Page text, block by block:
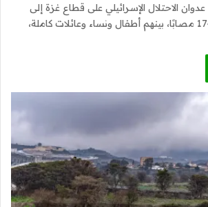
الاحتلال الإسرائيلي على قطاع غزة إلى
73,382 شهيدًا و174,236 مصابًا، بينهم أطفال ونساء وعائلات كاملة،